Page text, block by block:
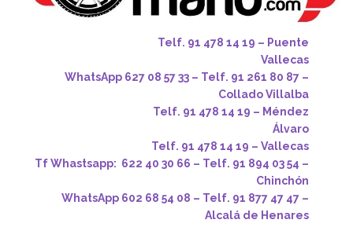
Telf. 91 478 14 19 – Puente
Vallecas
WhatsApp 627 08 57 33 – Telf. 91 261 80 87 –
Collado Villalba
Telf. 91 478 14 19 – Méndez
Álvaro
Telf. 91 478 14 19 – Vallecas
Tf Whastsapp: 622 40 30 66 – Telf. 91 894 03 54 –
Chinchón
WhatsApp 602 68 54 08 – Telf. 91 877 47 47 –
Alcalá de Henares